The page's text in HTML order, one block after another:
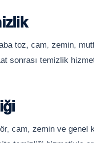
toz, cam, zemin,
sonrası temizlik
cam, zemin ve genel